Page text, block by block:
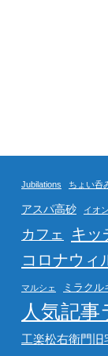
Jubilations ちょい呑
アスパ高砂 イオ
カフェ キッ
コロナウィ
マルシェ ミラクル
人気記
工楽松右衛門旧